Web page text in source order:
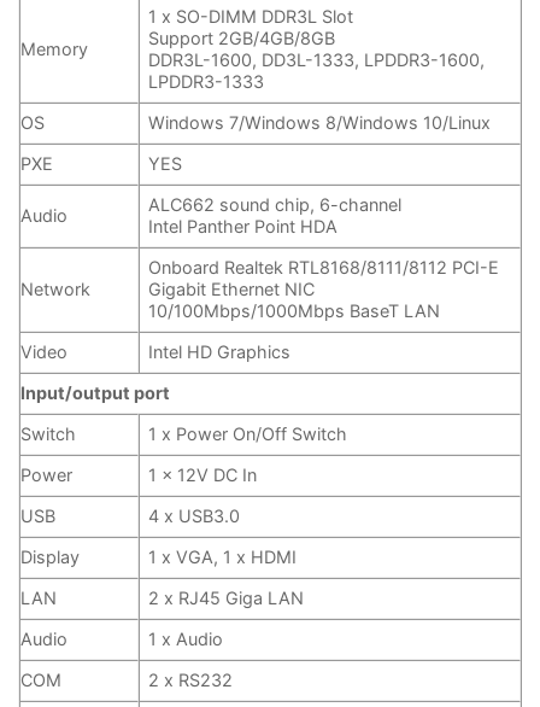
Memory
1 x SO-DIMM DDR3L Slot
Support 2GB/4GB/8GB
DDR3L-1600, DD3L-1333, LPDDR3-1600,
LPDDR3-1333
OS
Windows 7/Windows 8/Windows 10/Linux
PXE
YES
Audio
ALC662 sound chip, 6-channel
Intel Panther Point HDA
Network
Onboard Realtek RTL8168/8111/8112 PCI-E
Gigabit Ethernet NIC
10/100Mbps/1000Mbps BaseT LAN
Video
Intel HD Graphics
Input/output port
Switch
1 x Power On/Off Switch
Power
1 x 12V DC In
USB
4 x USB3.0
Display
1 x VGA, 1 x HDMI
LAN
2 x RJ45 Giga LAN
Audio
1 x Audio
COM
2 x RS232